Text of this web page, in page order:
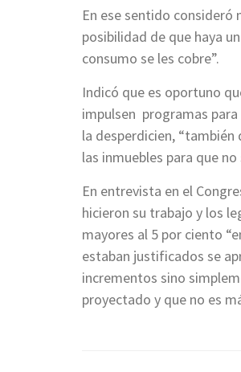
En ese sentido consideró
posibilidad de que haya
consumo se les cobre”.
Indicó que es oportuno
impulsen programas para
la desperdicien,
las inmuebles para que
En entrevista en el
hicieron su trabajo y los
mayores al 5 por ciento
estaban justificados se
incrementos sino
proyectado y que no es